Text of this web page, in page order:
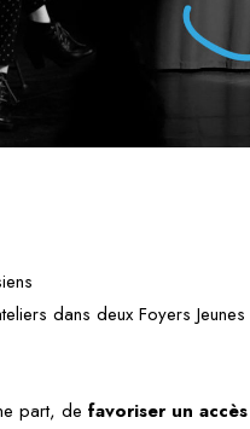
dans deux Foyers Jeunes
part, de favoriser un